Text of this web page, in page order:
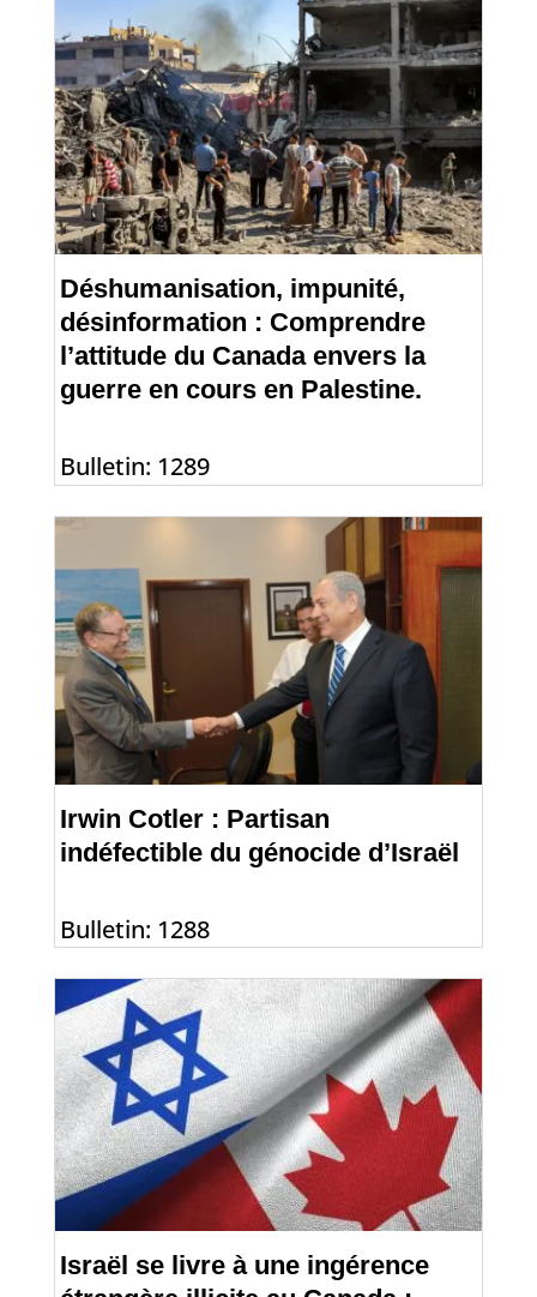
Déshumanisation, impunité,
désinformation : Comprendre
l’attitude du Canada envers la
guerre en cours en Palestine.
Bulletin: 1289
Irwin Cotler : Partisan
indéfectible du génocide d’Israël
Bulletin: 1288
Israël se livre à une ingérence